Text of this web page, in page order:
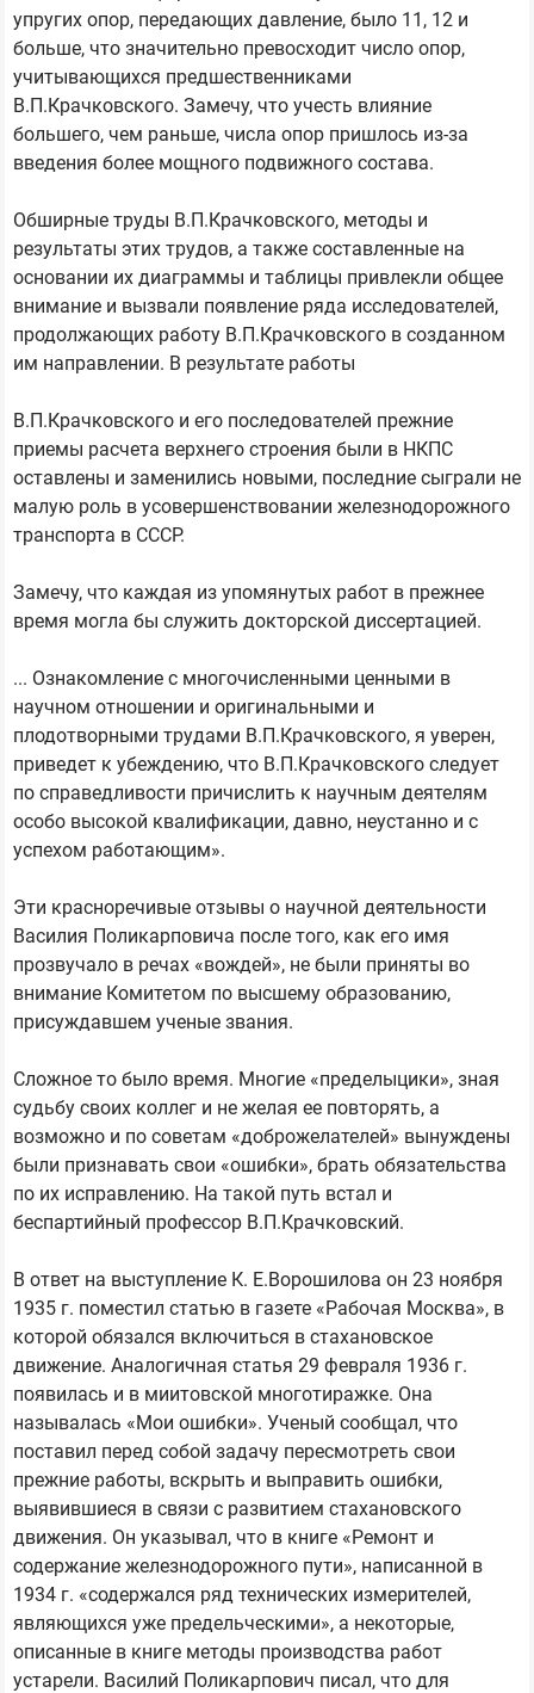
упругих опор, передающих давление, было 11, 12 и
больше, что значительно превосходит число опор,
учитывающихся предшественниками
В.П.Крачковского. Замечу, что учесть влияние
большего, чем раньше, числа опор пришлось из-за
введения более мощного подвижного состава.
Обширные труды В.П.Крачковского, методы и
результаты этих трудов, а также составленные на
основании их диаграммы и таблицы привлекли общее
внимание и вызвали появление ряда исследователей,
продолжающих работу В.П.Крачковского в созданном
им направлении. В результате работы
В.П.Крачковского и его последователей прежние
приемы расчета верхнего строения были в НКПС
оставлены и заменились новыми, последние сыграли не
малую роль в усовершенствовании железнодорожного
транспорта в СССР.
Замечу, что каждая из упомянутых работ в прежнее
время могла бы служить докторской диссертацией.
... Ознакомление с многочисленными ценными в
научном отношении и оригинальными и
плодотворными трудами В.П.Крачковского, я уверен,
приведет к убеждению, что В.П.Крачковского следует
по справедливости причислить к научным деятелям
особо высокой квалификации, давно, неустанно и с
успехом работающим».
Эти красноречивые отзывы о научной деятельности
Василия Поликарповича после того, как его имя
прозвучало в речах «вождей», не были приняты во
внимание Комитетом по высшему образованию,
присуждавшем ученые звания.
Сложное то было время. Многие «пределыцики», зная
судьбу своих коллег и не желая ее повторять, а
возможно и по советам «доброжелателей» вынуждены
были признавать свои «ошибки», брать обязательства
по их исправлению. На такой путь встал и
беспартийный профессор В.П.Крачковский.
В ответ на выступление К. Е.Ворошилова он 23 ноября
1935 г. поместил статью в газете «Рабочая Москва», в
которой обязался включиться в стахановское
движение. Аналогичная статья 29 февраля 1936 г.
появилась и в миитовской многотиражке. Она
называлась «Мои ошибки». Ученый сообщал, что
поставил перед собой задачу пересмотреть свои
прежние работы, вскрыть и выправить ошибки,
выявившиеся в связи с развитием стахановского
движения. Он указывал, что в книге «Ремонт и
содержание железнодорожного пути», написанной в
1934 г. «содержался ряд технических измерителей,
являющихся уже предельческими», а некоторые,
описанные в книге методы производства работ
устарели. Василий Поликарпович писал, что для